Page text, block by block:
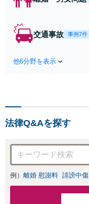
交通事故 事例7件
他6分野を表示
法律Q&Aを探す
例） 離婚 慰謝料 誹謗中傷